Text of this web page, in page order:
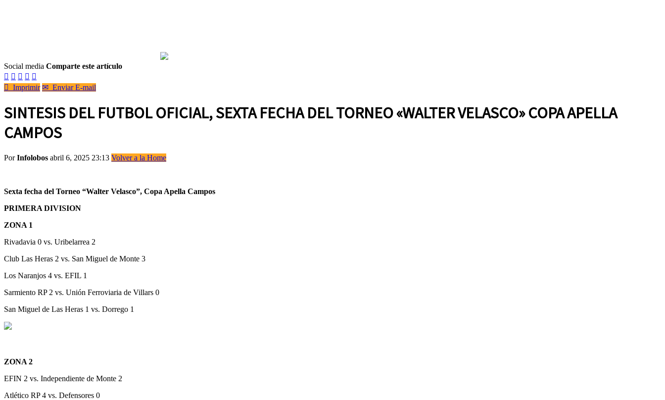
Social media Comparte este artículo
    
 Imprimir ✉ Enviar E-mail
SINTESIS DEL FUTBOL OFICIAL, SEXTA FECHA DEL TORNEO «WALTER VELASCO» COPA APELLA
CAMPOS
PorInfolobos abril 6, 2025 23:13 Volver a la Home
Sexta fecha del Torneo “Walter Velasco”, Copa Apella Campos
PRIMERA DIVISION
ZONA 1
Rivadavia 0 vs. Uribelarrea 2
Club Las Heras 2 vs. San Miguel de Monte 3
Los Naranjos 4 vs. EFIL 1
Sarmiento RP 2 vs. Unión Ferroviaria de Villars 0
San Miguel de Las Heras 1 vs. Dorrego 1
ZONA 2
EFIN 2 vs. Independiente de Monte 2
Atlético RP 4 vs. Defensores 0